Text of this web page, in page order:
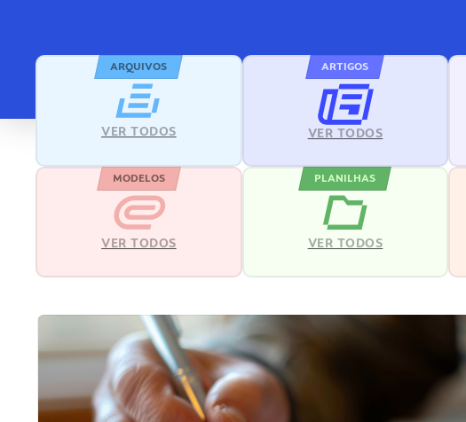
ARQUIVOS
VER TODOS
ARTIGOS
VER TODOS
MODELOS
VER TODOS
PLANILHAS
VER TODOS